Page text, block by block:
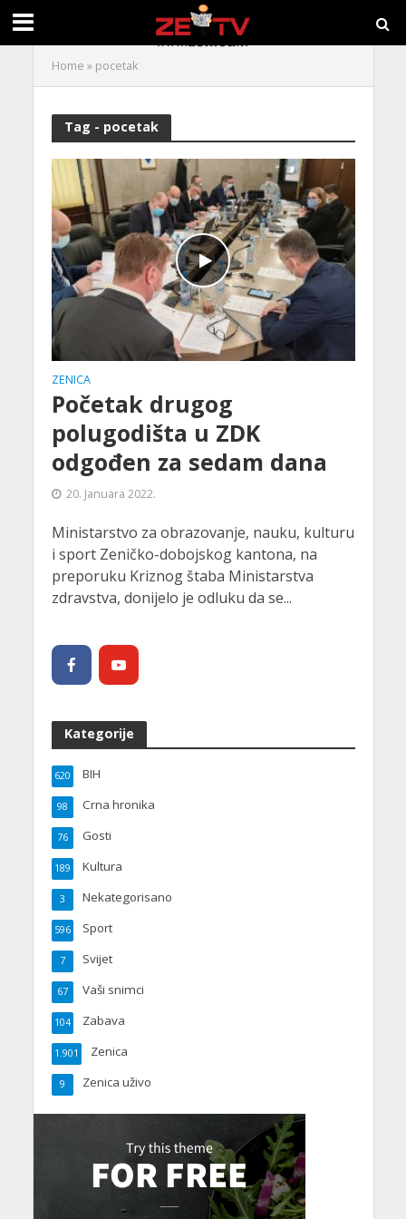
Home » pocetak
Tag - pocetak
ZENICA
Početak drugog
polugodišta u ZDK
odgođen za sedam dana
20. Januara 2022.
Ministarstvo za obrazovanje, nauku, kulturu
i sport Zeničko-dobojskog kantona, na
preporuku Kriznog štaba Ministarstva
zdravstva, donijelo je odluku da se...
Kategorije
BIH
620
Crna hronika
98
Gosti
76
Kultura
189
Nekategorisano
3
Sport
596
Svijet
7
Vaši snimci
67
Zabava
104
Zenica
1.901
Zenica uživo
9